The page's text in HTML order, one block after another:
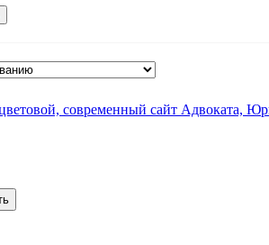
современный сайт Адвоката,